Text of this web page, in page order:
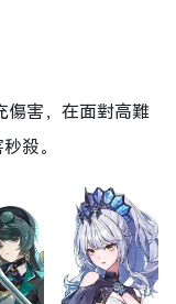
傷害，在面對高難
殺。